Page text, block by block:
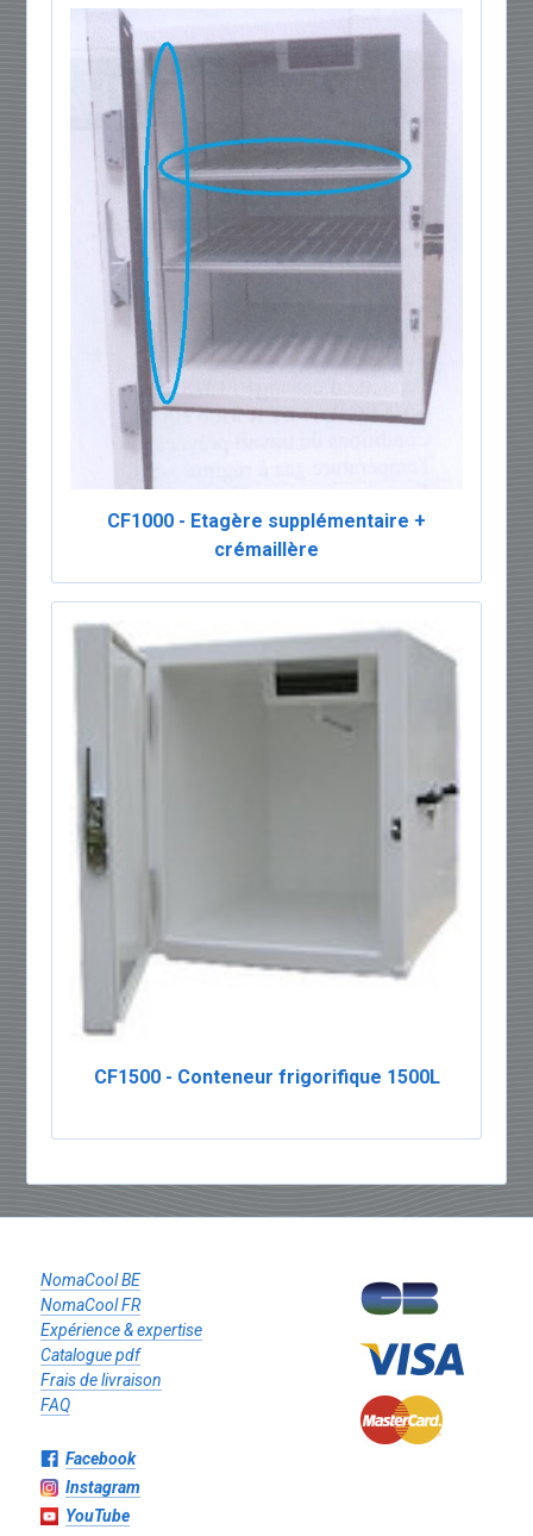
CF1000 - Etagère supplémentaire +
crémaillère
CF1500 - Conteneur frigorifique 1500L
NomaCool BE
NomaCool FR
Expérience & expertise
Catalogue pdf
Frais de livraison
FAQ
Facebook
Instagram
YouTube